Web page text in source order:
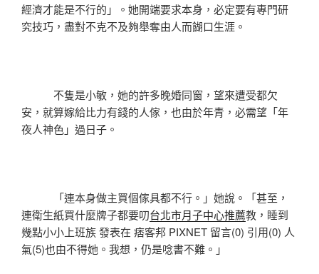
經濟才能是不行的」。她開端要求本身，必定要有專門研
究技巧，盡對不克不及夠舉奪由人而餬口生涯。
不隻是小敏，她的許多晚婚同窗，望來遭受都欠
安，就算嫁給比力有錢的人傢，也由於年青，必需望「年
夜人神色」過日子。
「連本身做主買個傢具都不行。」她說。「甚至，
連衛生紙買什麼牌子都要叨台北市月子中心推薦教，睡到
幾點小小上班族 發表在 痞客邦 PIXNET 留言(0) 引用(0) 人
氣(5)也由不得她。我想，仍是唸書不難。」